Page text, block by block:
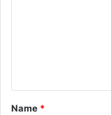
Name *